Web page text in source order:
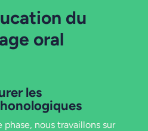
du
oral
les
nous travaillons sur